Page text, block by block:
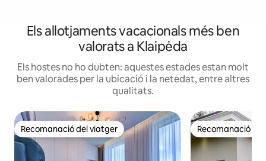
Els allotjaments vacacionals més ben
valorats a Klaipėda
Els hostes no ho dubten: aquestes estades estan molt
ben valorades per la ubicació i la netedat, entre altres
qualitats.
Recomanació del viatger
Recomanació del viatger Recomanació
Recomanació